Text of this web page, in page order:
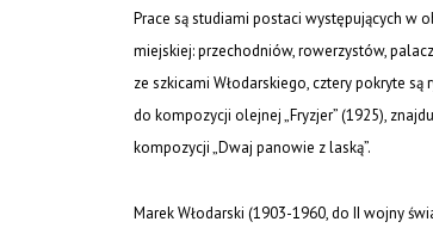
Prace są studiami postaci występujących w
miejskiej: przechodniów, rowerzystów,
ze szkicami Włodarskiego, cztery pokryte
do kompozycji olejnej „Fryzjer” (1925),
kompozycji „Dwaj panowie z laską”.
Marek Włodarski (1903-1960, do II wojny